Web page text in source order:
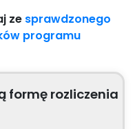
ze sprawdzonego
programu
formę rozliczenia